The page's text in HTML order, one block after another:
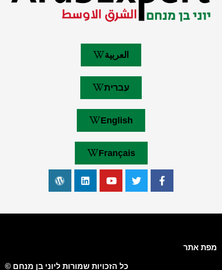
العربية
עברית
English
Français
מפת אתר
כל הזכויות שמורות ליוני בן מנחם ©